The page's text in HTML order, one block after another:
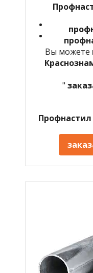
Вы можете
"
Профнастил